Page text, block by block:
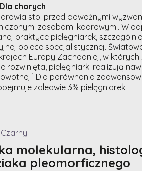
chorych
stoi przed poważnymi
zasobami kadrowymi. W
praktyce pielęgniarek,
opiece specjalistycznej.
Europy Zachodniej, w
rozwinięta, pielęgniarki realizują
1 Dla porównania
zaledwie 3% pielęgniarek.
molekularna,
pleomorficznego